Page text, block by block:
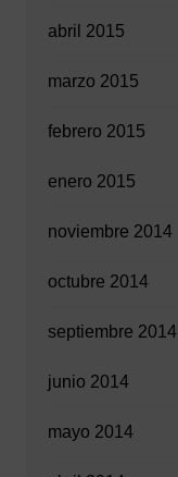
abril 2015
marzo 2015
febrero 2015
enero 2015
noviembre 2014
octubre 2014
septiembre 2014
junio 2014
mayo 2014